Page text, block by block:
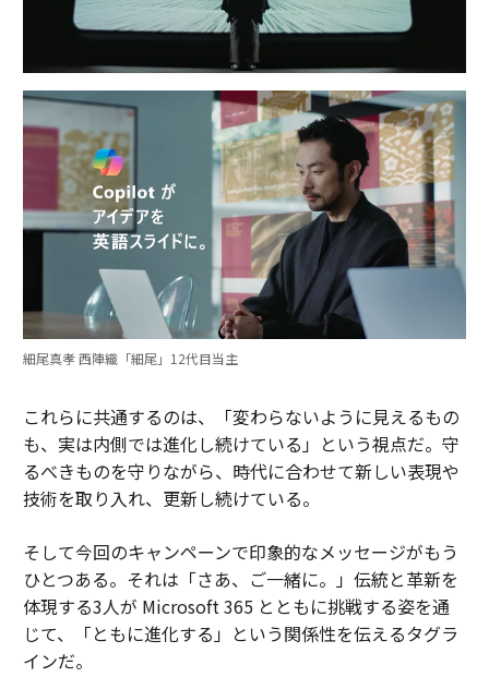
細尾真孝 西陣織「細尾」12代目当主
これらに共通するのは、「変わらないように見えるもの
も、実は内側では進化し続けている」という視点だ。守
るべきものを守りながら、時代に合わせて新しい表現や
技術を取り入れ、更新し続けている。
そして今回のキャンペーンで印象的なメッセージがもう
ひとつある。それは「さあ、ご一緒に。」伝統と革新を
体現する3人が Microsoft 365 とともに挑戦する姿を通
じて、「ともに進化する」という関係性を伝えるタグラ
インだ。